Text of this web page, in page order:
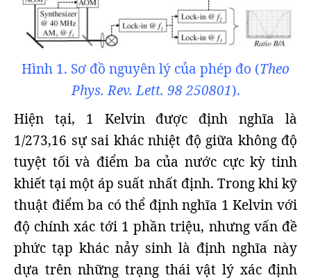
Hình 1. Sơ đồ nguyên lý của phép đo (Theo
Phys. Rev. Lett. 98 250801).
Hiện tại, 1 Kelvin được định nghĩa là
1/273,16 sự sai khác nhiệt độ giữa không độ
tuyệt tối và điểm ba của nước cực kỳ tinh
khiết tại một áp suất nhất định. Trong khi kỹ
thuật điểm ba có thể định nghĩa 1 Kelvin với
độ chính xác tới 1 phần triệu, nhưng vấn đề
phức tạp khác nảy sinh là định nghĩa này
dựa trên những trạng thái vật lý xác định